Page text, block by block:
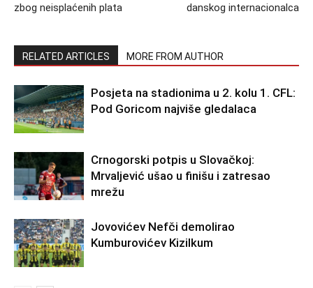
zbog neisplaćenih plata
danskog internacionalca
RELATED ARTICLES MORE FROM AUTHOR
Posjeta na stadionima u 2. kolu 1. CFL:
Pod Goricom najviše gledalaca
Crnogorski potpis u Slovačkoj:
Mrvaljević ušao u finišu i zatresao
mrežu
Jovovićev Nefči demolirao
Kumburovićev Kizilkum